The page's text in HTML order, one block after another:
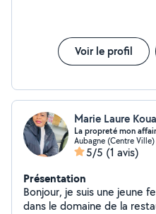
Voir le profil
Marie Laure
La propreté mon
Aubagne (Centre Ville)
5/5 (1 avis)
Présentation
Bonjour, je suis une jeune
dans le domaine de la restauration, aide à domicile,